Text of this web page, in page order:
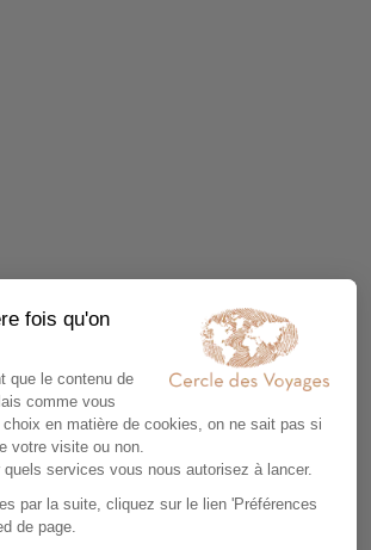
Agrandir le plan